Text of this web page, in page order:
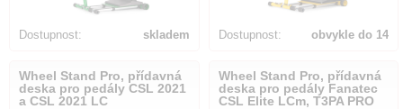
Dostupnost: skladem Dostupnost:
obvykle do 14
Wheel Stand Pro, přídavná
deska pro pedály CSL 2021
a CSL 2021 LC
Wheel Stand Pro, přídavná
deska pro pedály Fanatec
CSL Elite LCm, T3PA PRO